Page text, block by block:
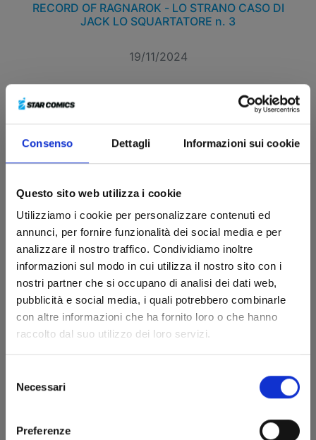
Consenso Dettagli Informazioni sui cookie
Questo sito web utilizza i cookie
Utilizziamo i cookie per personalizzare contenuti ed
annunci, per fornire funzionalità dei social media e per
analizzare il nostro traffico. Condividiamo inoltre
informazioni sul modo in cui utilizza il nostro sito con i
nostri partner che si occupano di analisi dei dati web,
pubblicità e social media, i quali potrebbero combinarle
con altre informazioni che ha fornito loro o che hanno
raccolto dal suo utilizzo dei loro servizi.
delNecessari
Preferenze
RECORD OF RAGNAROK - LO STRANO CASO DI
JACK LO SQUARTATORE n. 3
19/11/2024